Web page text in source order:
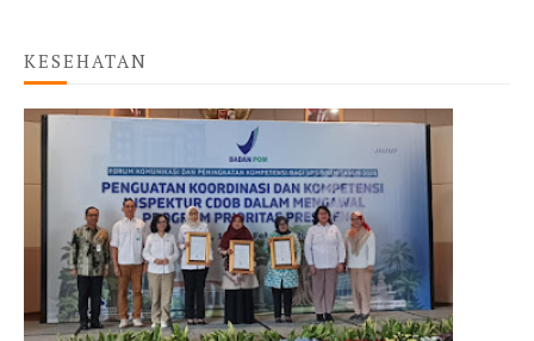
KESEHATAN